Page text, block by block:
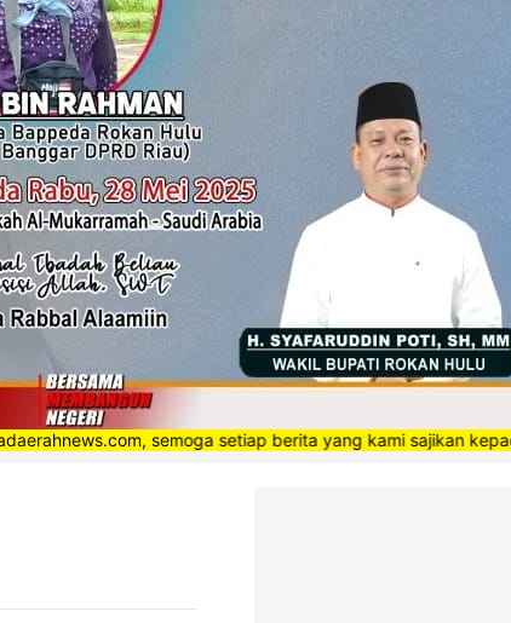
semoga setiap berita yang kami sajikan kepada